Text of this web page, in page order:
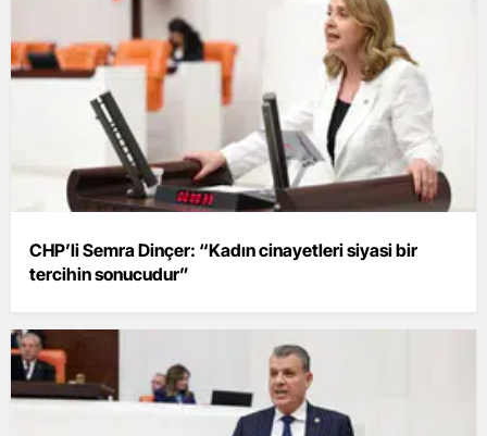
CHP’li Semra Dinçer: “Kadın cinayetleri siyasi bir
tercihin sonucudur”